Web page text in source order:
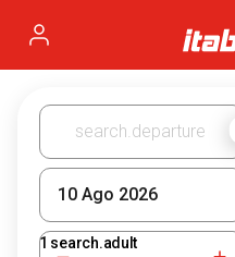
Profile
1 search.adult